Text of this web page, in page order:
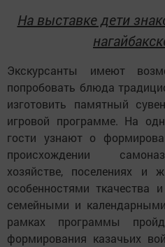
На выставке дети
Экскурсанты имеют
попробовать блюда
изготовить памятный
игровой программе. На
гости узнают о
происхождении
хозяйстве, поселениях и
особенностями ткачества
семейными и
рамках программы
формирования казачьих